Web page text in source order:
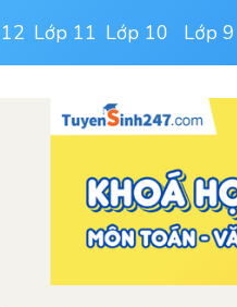
Lớp 11 Lớp 10 Lớp 9